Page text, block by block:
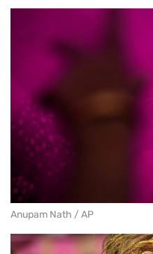
Anupam Nath / AP